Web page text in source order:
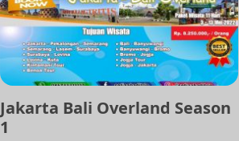
Jakarta Bali Overland Season
1